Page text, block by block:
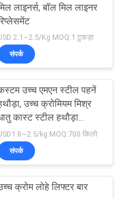
लाइनर्स, बॉल मिल लाइनर
2.1~2.5/Kg MOQ:1 टुकड़ा
संपर्क
उच्च एमएन स्टील पहनें
उच्च क्रोमियम मिश्र
कास्ट स्टील हथौड़ा
kg MOQ:700 किलो
संपर्क
क्रोम लोहे लिफ्टर बार